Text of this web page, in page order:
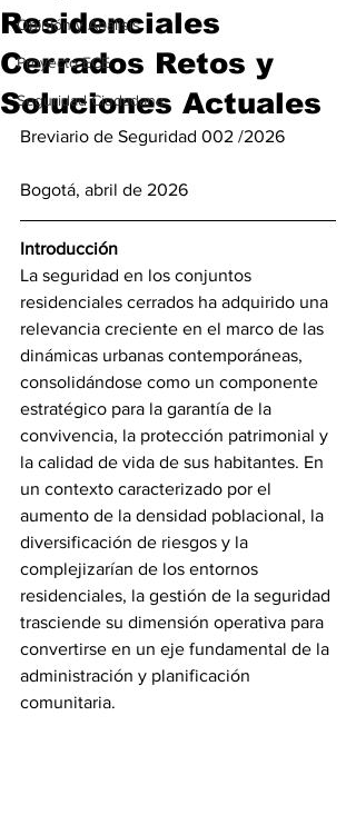
Opinión y Análisis
Proyecto ECE
Seguridad Ciudadana
Residenciales
Cerrados Retos y
Soluciones Actuales
Breviario de Seguridad 002 /2026
Bogotá, abril de 2026
Introducción
La seguridad en los conjuntos
residenciales cerrados ha adquirido una
relevancia creciente en el marco de las
dinámicas urbanas contemporáneas,
consolidándose como un componente
estratégico para la garantía de la
convivencia, la protección patrimonial y
la calidad de vida de sus habitantes. En
un contexto caracterizado por el
aumento de la densidad poblacional, la
diversificación de riesgos y la
complejizarían de los entornos
residenciales, la gestión de la seguridad
trasciende su dimensión operativa para
convertirse en un eje fundamental de la
administración y planificación
comunitaria.